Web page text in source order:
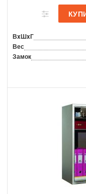
ВxШxГ
Вес
Замок